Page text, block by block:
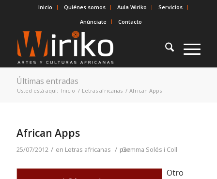
Inicio Quiénes somos Aula Wiriko
Servicios
Anúnciate
Contacto
Últimas entradas
Usted está aquí: Inicio / Letras africanas / African Apps
African Apps
25/07/2012 / en Letras africanas / por
Gemma Solés i Coll
Otro